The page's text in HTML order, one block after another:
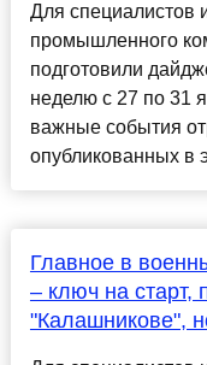
Для специалистов
промышленного
подготовили
неделю с 27 по 31
важные события
опубликованных в
Главное в
– ключ на старт,
"Калашникове",